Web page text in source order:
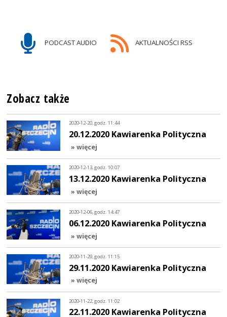
PODCAST AUDIO AKTUALNOŚCI RSS
Zobacz także
2020-12-20, godz. 11:44
20.12.2020 Kawiarenka Polityczna
» więcej
2020-12-13, godz. 10:07
13.12.2020 Kawiarenka Polityczna
» więcej
2020-12-06, godz. 14:47
06.12.2020 Kawiarenka Polityczna
» więcej
2020-11-29, godz. 11:15
29.11.2020 Kawiarenka Polityczna
» więcej
2020-11-22, godz. 11:02
22.11.2020 Kawiarenka Polityczna